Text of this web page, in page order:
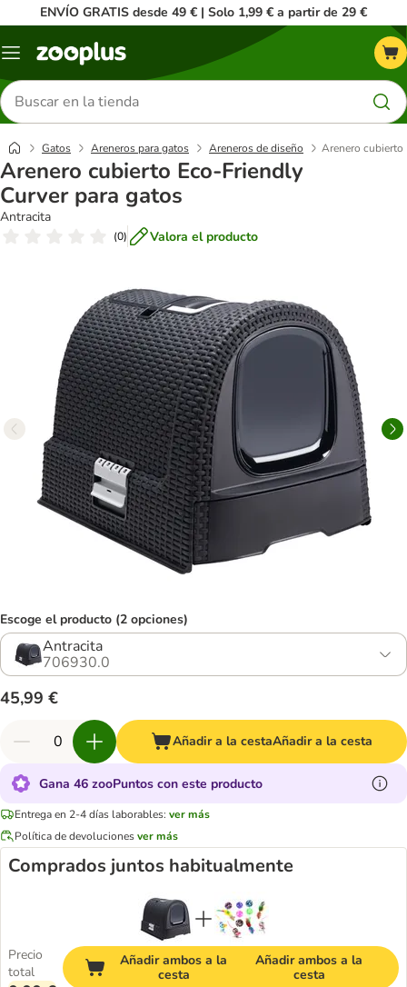
ENVÍO GRATIS desde 49 € | Solo 1,99 € a partir de 29 €
Menú
Buscar
productos
Gatos Areneros para gatos Areneros de diseño Arenero cubierto
Arenero cubierto Eco-Friendly
Curver para gatos
Antracita
(0) Valora el producto
Escoge el producto (2 opciones)
Antracita
706930.0
45,99 €
Añadir a la cestaAñadir a la cesta
Gana 46 zooPuntos con este producto
Entrega en 2-4 días laborables: ver más
Política de devolucionesver más
Comprados juntos habitualmente
Precio
total
Añadir ambos a la
cesta
Añadir ambos a la
cesta